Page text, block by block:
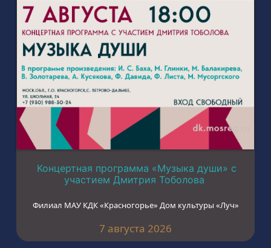
Концертная программа «Музыка души» с
участием Дмитрия Тоболова
Филиал МАУ КДК «Красногорье» Дом культуры «Луч»
7 августа 2026